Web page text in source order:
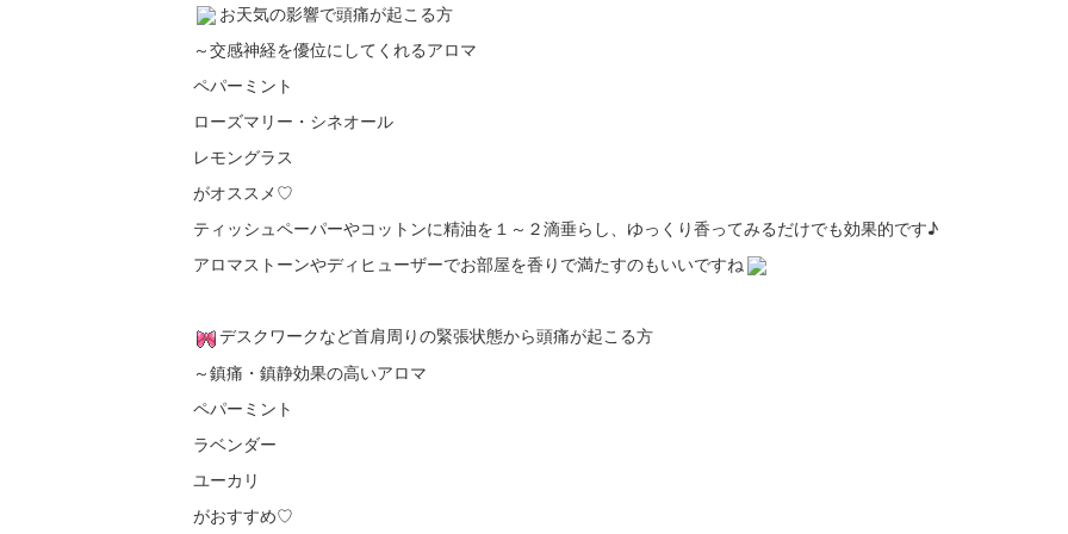
お天気の影響で頭痛が起こる方
～交感神経を優位にしてくれるアロマ
ペパーミント
ローズマリー・シネオール
レモングラス
がオススメ♡
ティッシュペーパーやコットンに精油を１～２滴垂らし、ゆっくり香ってみるだけでも効果的です♪
アロマストーンやディヒューザーでお部屋を香りで満たすのもいいですね
デスクワークなど首肩周りの緊張状態から頭痛が起こる方
～鎮痛・鎮静効果の高いアロマ
ペパーミント
ラベンダー
ユーカリ
がおすすめ♡